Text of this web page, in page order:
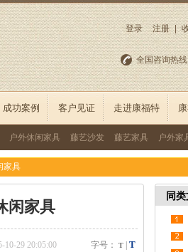
登录 注册 |
全国咨询热
成功案例 客户见证 走进康福特
户外休闲家具 藤艺沙发 藤艺家具 户外家
家具
闲家具
字号： T T
10-29 20:05:00
同